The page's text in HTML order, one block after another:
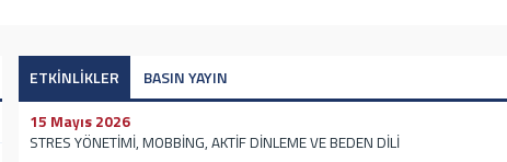
ETKİNLİKLER BASIN YAYIN
15 Mayıs 2026
STRES YÖNETİMİ, MOBBİNG, AKTİF DİNLEME VE BEDEN DİLİ